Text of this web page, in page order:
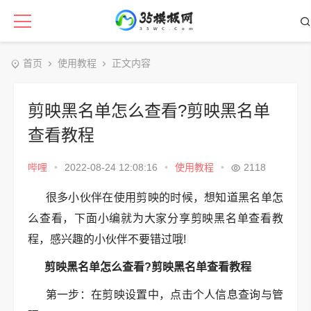
首页 使用教程 正文内容
剪映黑名单怎么查看?剪映黑名单
查看教程
哔哩 • 2022-08-24 12:08:16 • 使用教程 • 2118
很多小伙伴在使用剪映的时候，想知道黑名单怎
么查看，下面小编就为大家分享剪映黑名单查看教
程，感兴趣的小伙伴不要错过哦!
剪映黑名单怎么查看?剪映黑名单查看教程
第一步：在剪映设置中，点击个人信息查询与管